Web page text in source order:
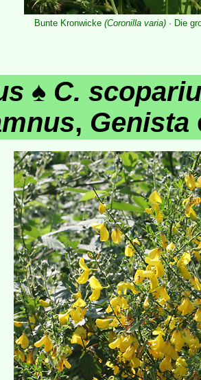
Bunte Kronwicke (Coronilla varia) · Die
♠ C.
, Genista